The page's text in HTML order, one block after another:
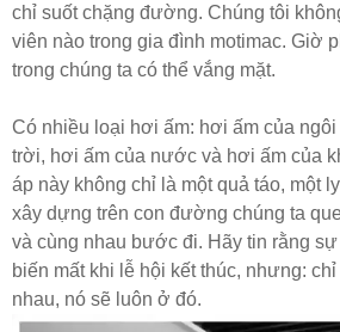
chỉ suốt chặng đường. Chúng tôi
viên nào trong gia đình motimac. Giờ
trong chúng ta có thể vắng mặt.
Có nhiều loại hơi ấm: hơi ấm của
trời, hơi ấm của nước và hơi ấm của
áp này không chỉ là một quả táo, một
xây dựng trên con đường chúng ta
và cùng nhau bước đi. Hãy tin rằng
biến mất khi lễ hội kết thúc, nhưng:
nhau, nó sẽ luôn ở đó.